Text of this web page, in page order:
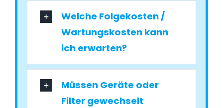
Welche Folgekosten /
Wartungskosten kann
ich erwarten?
Müssen Geräte oder
Filter gewechselt